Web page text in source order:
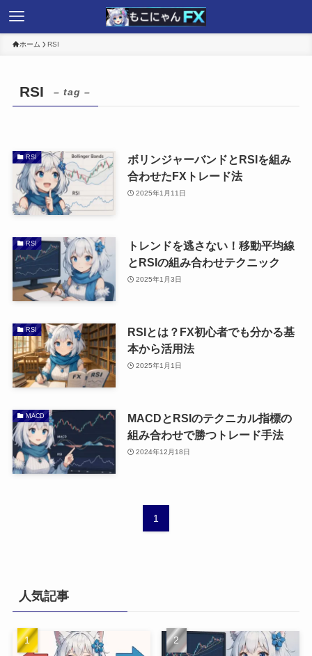
ホーム RSI
RSI – tag –
RSI
ボリンジャーバンドとRSIを組み
合わせたFXトレード法
2025年1月11日
RSI
トレンドを逃さない！移動平均線
とRSIの組み合わせテクニック
2025年1月3日
RSI
RSIとは？FX初心者でも分かる基
本から活用法
2025年1月1日
MACD
MACDとRSIのテクニカル指標の
組み合わせで勝つトレード手法
2024年12月18日
1
人気記事